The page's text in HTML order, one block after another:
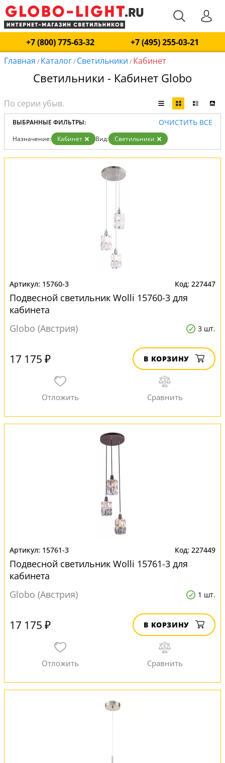
+7 (800) 775-63-32
+7 (495) 255-03-21
Главная / Каталог/ Светильники / Кабинет
Светильники - Кабинет Globo
ВЫБРАННЫЕ ФИЛЬТРЫ: ОЧИСТИТЬ ВСЕ
Назначение: Кабинет Вид: Светильники
15760-3 227447
Подвесной светильник Wolli 15760-3 для
кабинета
Globo (Австрия)
3 шт.
17 175 ₽ В КОРЗИНУ
15761-3 227449
Подвесной светильник Wolli 15761-3 для
кабинета
Globo (Австрия)
1 шт.
17 175 ₽ В КОРЗИНУ